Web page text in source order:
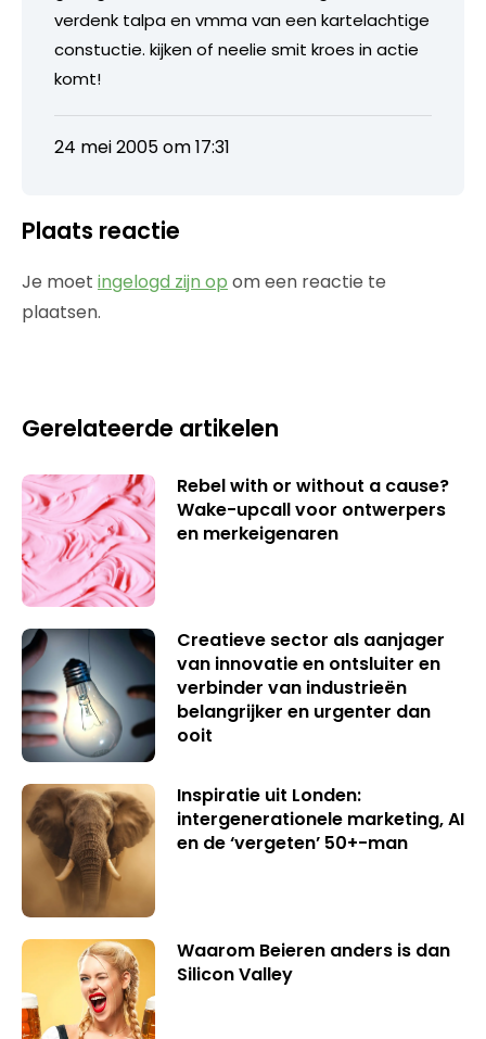
verdenk talpa en vmma van een kartelachtige
constuctie. kijken of neelie smit kroes in actie
komt!
24 mei 2005 om 17:31
Plaats reactie
Je moet ingelogd zijn op om een reactie te
plaatsen.
Gerelateerde artikelen
Rebel with or without a cause?
Wake-upcall voor ontwerpers
en merkeigenaren
Creatieve sector als aanjager
van innovatie en ontsluiter en
verbinder van industrieën
belangrijker en urgenter dan
ooit
Inspiratie uit Londen:
intergenerationele marketing, AI
en de ‘vergeten’ 50+-man
Waarom Beieren anders is dan
Silicon Valley